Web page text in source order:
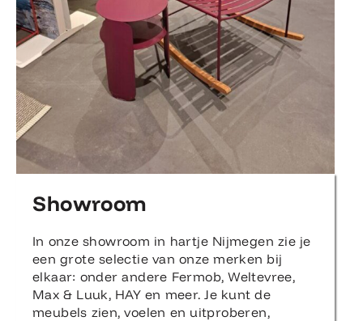
Showroom
In onze showroom in hartje Nijmegen zie je
een grote selectie van onze merken bij
elkaar: onder andere Fermob, Weltevree,
Max & Luuk, HAY en meer. Je kunt de
meubels zien, voelen en uitproberen,